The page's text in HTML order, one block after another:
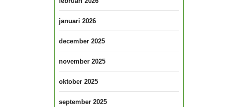
januari 2026
december 2025
november 2025
oktober 2025
september 2025